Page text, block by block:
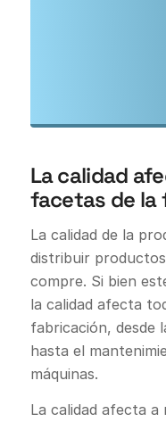
La calidad
facetas de la
La calidad de la
distribuir
compre. Si bien
la calidad afecta
fabricación, desde
hasta el
máquinas.
La calidad afecta a